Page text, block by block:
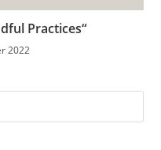
Practices“
2022